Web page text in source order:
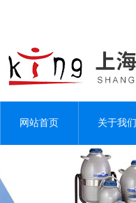
网站首页 关于我们